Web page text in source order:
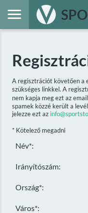
A regisztrációt követően a
szükséges linkkel. A
nem kapja meg ezt az
spamek közzé került a
jelezze ezt az
* Kötelező megadni
Név*:
Irányítószám:
Ország*:
Város*: